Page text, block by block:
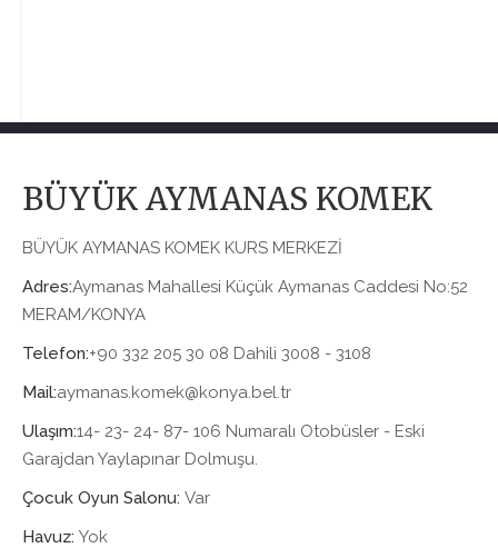
BÜYÜK AYMANAS KOMEK
BÜYÜK AYMANAS KOMEK KURS MERKEZİ
Adres:Aymanas Mahallesi Küçük Aymanas Caddesi No:52
MERAM/KONYA
Telefon:+90 332 205 30 08 Dahili 3008 - 3108
Mail:aymanas.komek@konya.bel.tr
Ulaşım:14- 23- 24- 87- 106 Numaralı Otobüsler - Eski
Garajdan Yaylapınar Dolmuşu.
Çocuk Oyun Salonu: Var
Havuz: Yok